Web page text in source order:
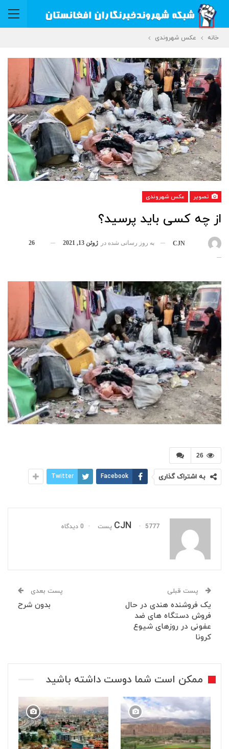
خانه عکس شهروندی
تصویر عکس شهروندی
از چه کسی باید پرسید؟
CJN به روز رسانی شده در ژوئن 13, 2021 26
26
به اشتراک گذاری Facebook
Twitter
CJN 5777 پست 0 دیدگاه
پست قبلی
یک فروشنده هندی در حال
فروش دستگاه های ضد
عفونی در روزهای شیوع
کرونا
پست بعدی
بدون شرح
ممکن است شما دوست داشته باشید